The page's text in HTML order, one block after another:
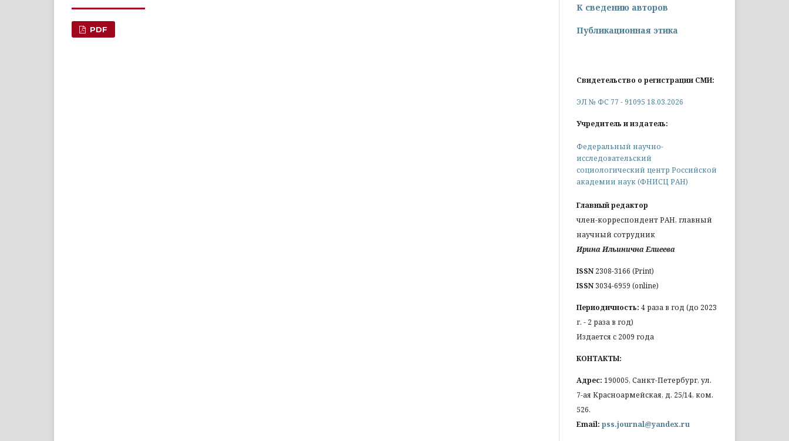
PDF
К сведению авторов
Публикационная этика
Свидетельство о регистрации СМИ:
ЭЛ № ФС 77 - 91095 18.03.2026
Учредитель и издатель:
Федеральный научно-
исследовательский
социологический центр Российской
академии наук (ФНИСЦ РАН)
Главный редактор
член-корреспондент РАН, главный
научный сотрудник
Ирина Ильинична Елиеева
ISSN 2308-3166 (Print)
ISSN3034-6959 (online)
Периодичность: 4 раза в год (до 2023
г. - 2 раза в год)
Издается с 2009 года
КОНТАКТЫ:
Адрес: 190005, Санкт-Петербург, ул.
7-ая Красноармейская, д. 25/14, ком.
526.
Email: pss.journal@yandex.ru